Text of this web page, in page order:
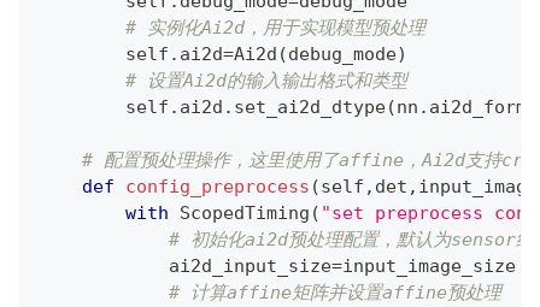
# 实例化Ai2d，用于实现模型预处理
        self
. ai2d=Ai2d (debug_mode)
# 设置Ai2d的输入输出格式和类型
        self
. ai2d . set_ai2d_dtype(nn .
# 配置预处理操作，这里使用了affine，Ai2d支
def
config_preprocess (self , det ,
with ScopedTiming ( "set preprocess
# 初始化ai2d预处理配置，默认为sensor
            ai2d_input_size
=input_image_size
# 计算affine矩阵并设置affine预处理